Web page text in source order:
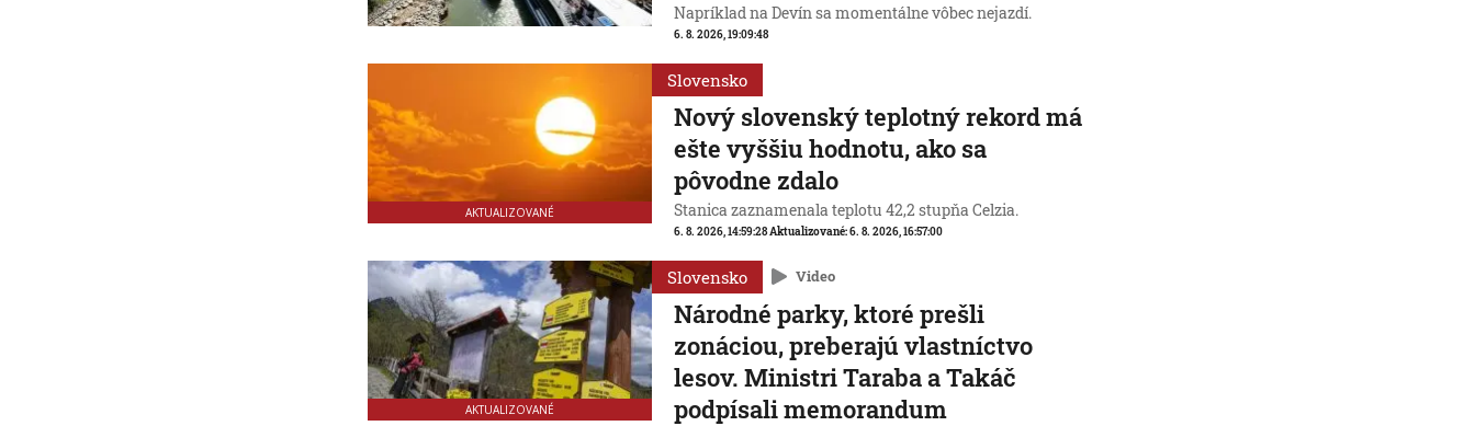
Napríklad na Devín sa momentálne vôbec nejazdí.
6. 8. 2026, 19:09:48
AKTUALIZOVANÉ
Slovensko
Nový slovenský teplotný rekord má
ešte vyššiu hodnotu, ako sa
pôvodne zdalo
Stanica zaznamenala teplotu 42,2 stupňa Celzia.
6. 8. 2026, 14:59:28Aktualizované:6. 8. 2026, 16:57:00
AKTUALIZOVANÉ
Slovensko Video
Národné parky, ktoré prešli
zonáciou, preberajú vlastníctvo
lesov. Ministri Taraba a Takáč
podpísali memorandum